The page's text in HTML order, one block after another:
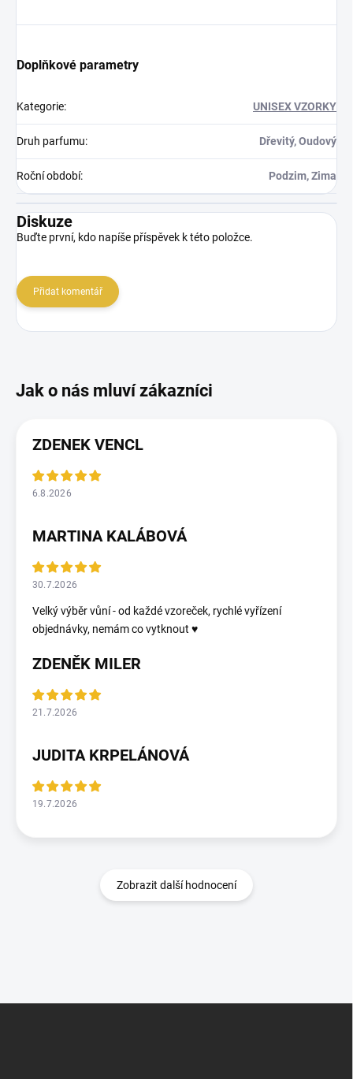
Doplňkové parametry
Kategorie: UNISEX VZORKY
Druh parfumu: Dřevitý, Oudový
Roční období: Podzim, Zima
Diskuze
Buďte první, kdo napíše příspěvek k této položce.
Přidat komentář
ZDENEK VENCL
6.8.2026
MARTINA KALÁBOVÁ
30.7.2026
Velký výběr vůní - od každé vzoreček, rychlé vyřízení
objednávky, nemám co vytknout ♥️
ZDENĚK MILER
21.7.2026
JUDITA KRPELÁNOVÁ
19.7.2026
Zobrazit další hodnocení